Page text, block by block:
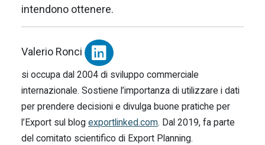
intendono ottenere.
Valerio Ronci
si occupa dal 2004 di sviluppo commerciale
internazionale. Sostiene l’importanza di utilizzare i dati
per prendere decisioni e divulga buone pratiche per
l’Export sul blog exportlinked.com. Dal 2019, fa parte
del comitato scientifico di Export Planning.